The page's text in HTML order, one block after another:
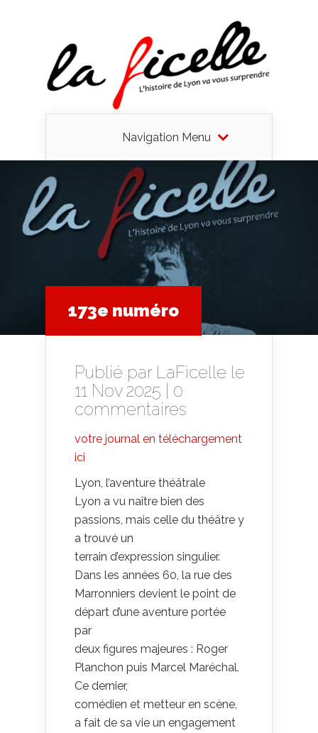
Navigation Menu
173e numéro
Publié par LaFicelle le
11 Nov 2025 | 0
commentaires
votre journal en téléchargement
ici
Lyon, l’aventure théâtrale
Lyon a vu naître bien des
passions, mais celle du théâtre y
a trouvé un
terrain d’expression singulier.
Dans les années 60, la rue des
Marronniers devient le point de
départ d’une aventure portée
par
deux figures majeures : Roger
Planchon puis Marcel Maréchal.
Ce dernier,
comédien et metteur en scène,
a fait de sa vie un engagement